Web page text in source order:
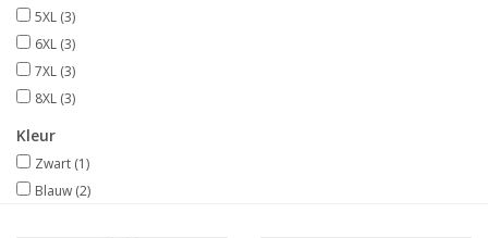
5XL (3)
6XL (3)
7XL (3)
8XL (3)
Kleur
Zwart (1)
Blauw (2)